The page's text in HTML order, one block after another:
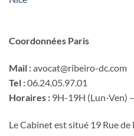
Coordonnées Paris
Mail :avocat@ribeiro-dc.com
Tel :06.24.05.97.01
Horaires : 9H-19H (Lun-Ven)
Le Cabinet est situé 19 Rue de